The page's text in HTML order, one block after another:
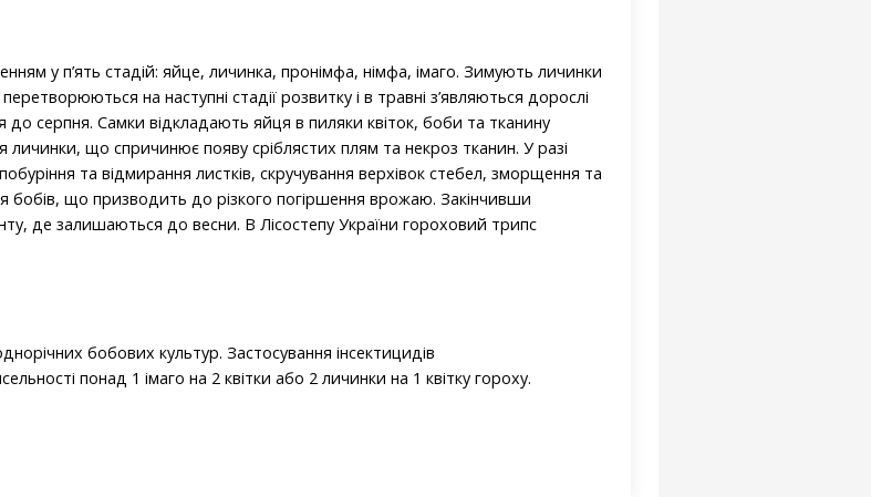
у п’ять стадій: яйце, личинка, пронімфа, німфа, імаго. Зимують личинки
на наступні стадії розвитку і в травні з’являються дорослі
серпня. Самки відкладають яйця в пиляки квіток, боби та тканину
личинки, що спричинює появу сріблястих плям та некроз тканин. У разі
та відмирання листків, скручування верхівок стебел, зморщення та
бобів, що призводить до різкого погіршення врожаю. Закінчивши
де залишаються до весни. В Лісостепу України гороховий трипс
бобових культур. Застосування інсектицидів
понад 1 імаго на 2 квітки або 2 личинки на 1 квітку гороху.